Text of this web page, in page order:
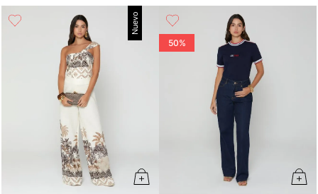
Nuevo
50%